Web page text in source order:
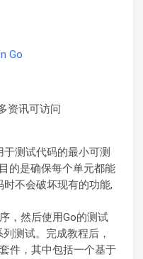
Go
资讯可访问
测试代码的最小可测
的是确保每个单元都能
不会破坏现有的功能,
，然后使用Go的测试
测试。完成教程后，
件，其中包括一个基于